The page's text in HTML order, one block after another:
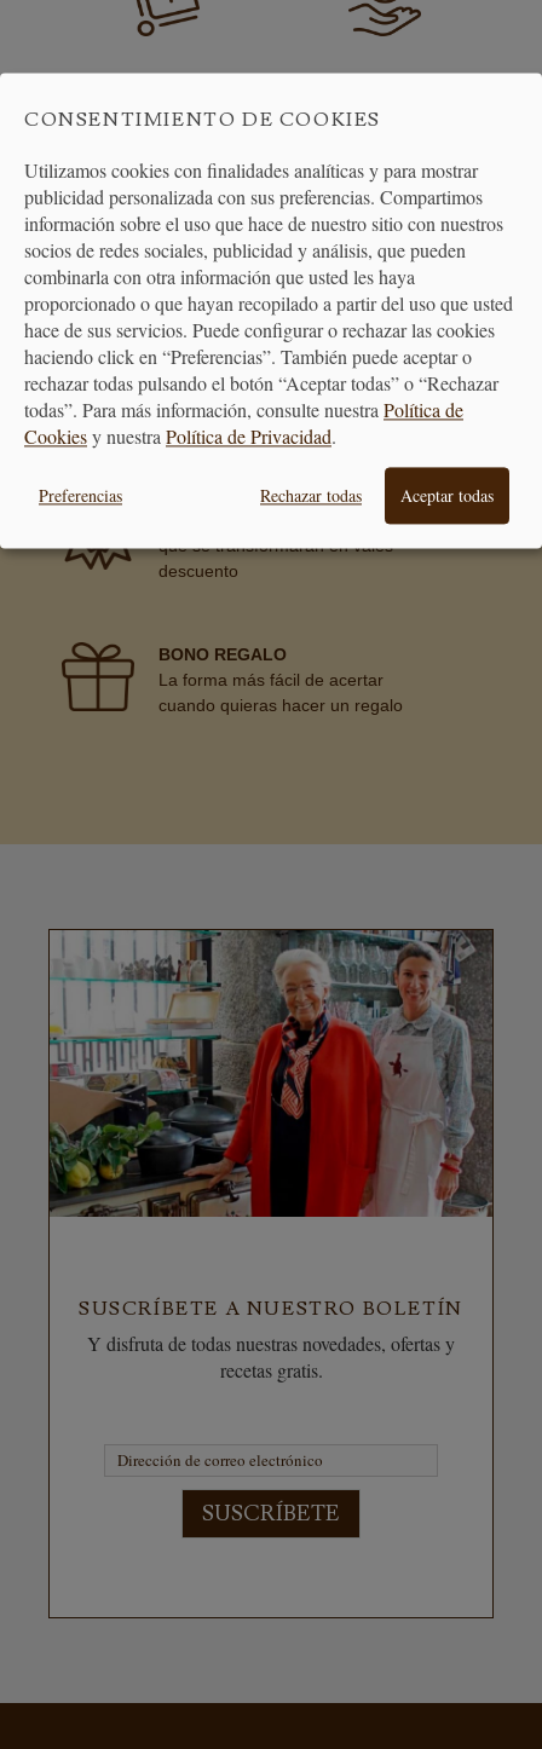
A PARTIR DE 40€
30 DÍAS
ATENCIÓN
AL CLIENTE
PREMIAMOS TUS COMPRAS
Consigue puntos en tus compras
que se transformarán en vales
descuento
BONO REGALO
La forma más fácil de acertar
cuando quieras hacer un regalo
SUSCRÍBETE A NUESTRO BOLETÍN
Y disfruta de todas nuestras novedades, ofertas y
recetas gratis.
SUSCRÍBETE
CONSENTIMIENTO DE COOKIES
Utilizamos cookies con finalidades analíticas y para mostrar
publicidad personalizada con sus preferencias. Compartimos
información sobre el uso que hace de nuestro sitio con nuestros
socios de redes sociales, publicidad y análisis, que pueden
combinarla con otra información que usted les haya
proporcionado o que hayan recopilado a partir del uso que usted
hace de sus servicios. Puede configurar o rechazar las cookies
haciendo click en “Preferencias”. También puede aceptar o
rechazar todas pulsando el botón “Aceptar todas” o “Rechazar
todas”. Para más información, consulte nuestra Política de
Cookiesy nuestra Política de Privacidad.
Preferencias Rechazar todas Aceptar todas